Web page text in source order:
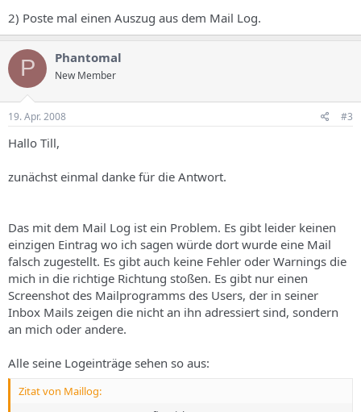
2) Poste mal einen Auszug aus dem Mail Log.
P Phantomal
New Member
19. Apr. 2008 #3
Hallo Till,
zunächst einmal danke für die Antwort.
Das mit dem Mail Log ist ein Problem. Es gibt leider keinen
einzigen Eintrag wo ich sagen würde dort wurde eine Mail
falsch zugestellt. Es gibt auch keine Fehler oder Warnings die
mich in die richtige Richtung stoßen. Es gibt nur einen
Screenshot des Mailprogramms des Users, der in seiner
Inbox Mails zeigen die nicht an ihn adressiert sind, sondern
an mich oder andere.
Alle seine Logeinträge sehen so aus:
Zitat von Maillog: